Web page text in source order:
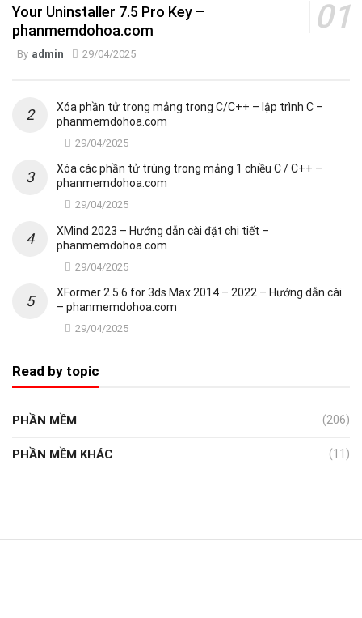
Your Uninstaller 7.5 Pro Key –
phanmemdohoa.com
By admin 29/04/2025
Xóa phần tử trong mảng trong C/C++ – lập trình C –
phanmemdohoa.com
29/04/2025
Xóa các phần tử trùng trong mảng 1 chiều C / C++ –
phanmemdohoa.com
29/04/2025
XMind 2023 – Hướng dẫn cài đặt chi tiết –
phanmemdohoa.com
29/04/2025
XFormer 2.5.6 for 3ds Max 2014 – 2022 – Hướng dẫn cài
– phanmemdohoa.com
29/04/2025
Read by topic
PHẦN MỀM (206)
PHẦN MỀM KHÁC (11)